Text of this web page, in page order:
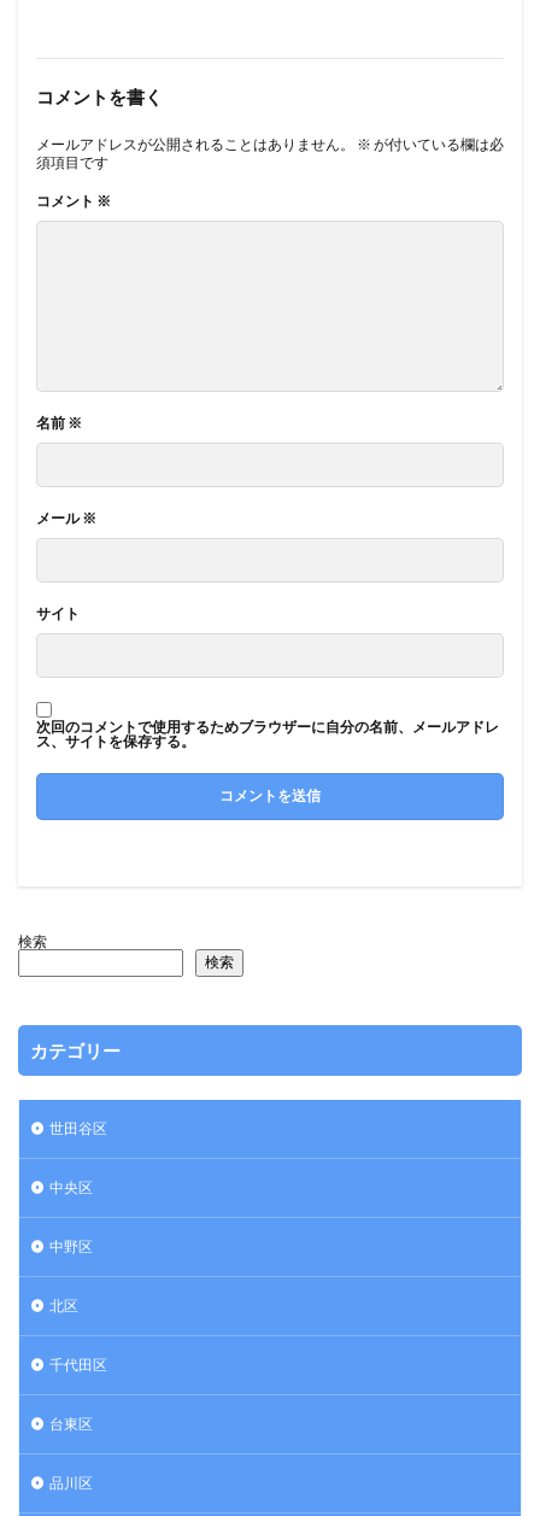
コメントを書く
メールアドレスが公開されることはありません。 ※ が付いている欄は必
須項目です
コメント ※
名前 ※
メール※
サイト
次回のコメントで使用するためブラウザーに自分の名前、メールアドレ
ス、サイトを保存する。
検索
検索
カテゴリー
世田谷区
中央区
中野区
北区
千代田区
台東区
品川区